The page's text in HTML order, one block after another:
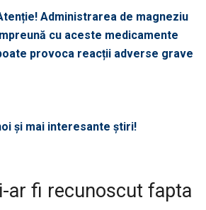
Administrarea de magneziu
cu aceste medicamente
provoca reacții adverse grave
și mai interesante știri!
ar fi recunoscut fapta